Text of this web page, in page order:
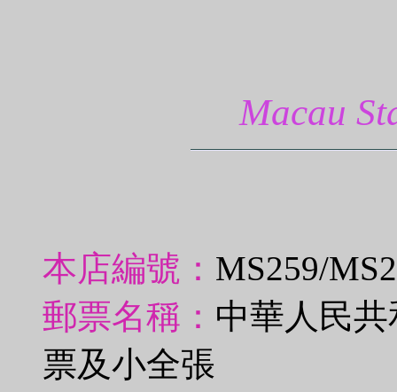
Macau
本店編號： MS259/
郵票名稱： 中華人民
票及小全張